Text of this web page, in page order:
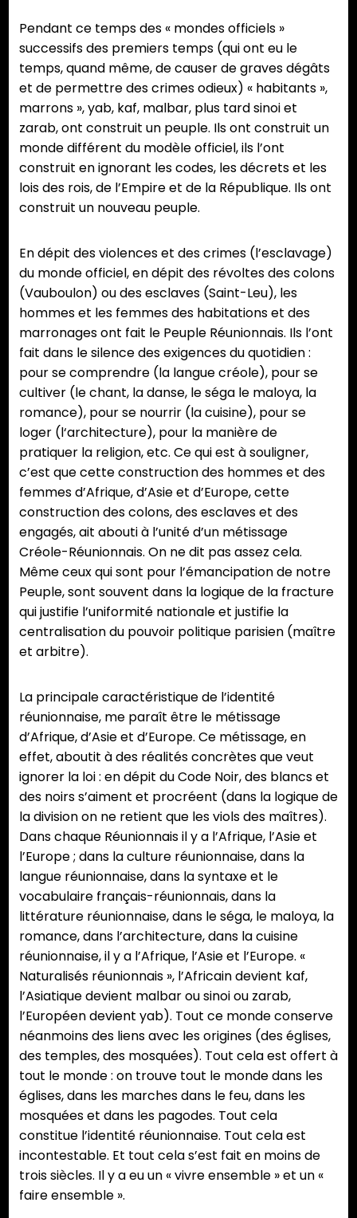
Pendant ce temps des « mondes officiels »
successifs des premiers temps (qui ont eu le
temps, quand même, de causer de graves dégâts
et de permettre des crimes odieux) « habitants »,
marrons », yab, kaf, malbar, plus tard sinoi et
zarab, ont construit un peuple. Ils ont construit un
monde différent du modèle officiel, ils l’ont
construit en ignorant les codes, les décrets et les
lois des rois, de l’Empire et de la République. Ils ont
construit un nouveau peuple.
En dépit des violences et des crimes (l’esclavage)
du monde officiel, en dépit des révoltes des colons
(Vauboulon) ou des esclaves (Saint-Leu), les
hommes et les femmes des habitations et des
marronages ont fait le Peuple Réunionnais. Ils l’ont
fait dans le silence des exigences du quotidien :
pour se comprendre (la langue créole), pour se
cultiver (le chant, la danse, le séga le maloya, la
romance), pour se nourrir (la cuisine), pour se
loger (l‘architecture), pour la manière de
pratiquer la religion, etc. Ce qui est à souligner,
c’est que cette construction des hommes et des
femmes d’Afrique, d’Asie et d’Europe, cette
construction des colons, des esclaves et des
engagés, ait abouti à l’unité d’un métissage
Créole-Réunionnais. On ne dit pas assez cela.
Même ceux qui sont pour l’émancipation de notre
Peuple, sont souvent dans la logique de la fracture
qui justifie l’uniformité nationale et justifie la
centralisation du pouvoir politique parisien (maître
et arbitre).
La principale caractéristique de l’identité
réunionnaise, me paraît être le métissage
d’Afrique, d’Asie et d’Europe. Ce métissage, en
effet, aboutit à des réalités concrètes que veut
ignorer la loi : en dépit du Code Noir, des blancs et
des noirs s’aiment et procréent (dans la logique de
la division on ne retient que les viols des maîtres).
Dans chaque Réunionnais il y a l’Afrique, l’Asie et
l’Europe ; dans la culture réunionnaise, dans la
langue réunionnaise, dans la syntaxe et le
vocabulaire français-réunionnais, dans la
littérature réunionnaise, dans le séga, le maloya, la
romance, dans l’architecture, dans la cuisine
réunionnaise, il y a l’Afrique, l’Asie et l’Europe. «
Naturalisés réunionnais », l’Africain devient kaf,
l’Asiatique devient malbar ou sinoi ou zarab,
l’Européen devient yab). Tout ce monde conserve
néanmoins des liens avec les origines (des églises,
des temples, des mosquées). Tout cela est offert à
tout le monde : on trouve tout le monde dans les
églises, dans les marches dans le feu, dans les
mosquées et dans les pagodes. Tout cela
constitue l’identité réunionnaise. Tout cela est
incontestable. Et tout cela s’est fait en moins de
trois siècles. Il y a eu un « vivre ensemble » et un «
faire ensemble ».